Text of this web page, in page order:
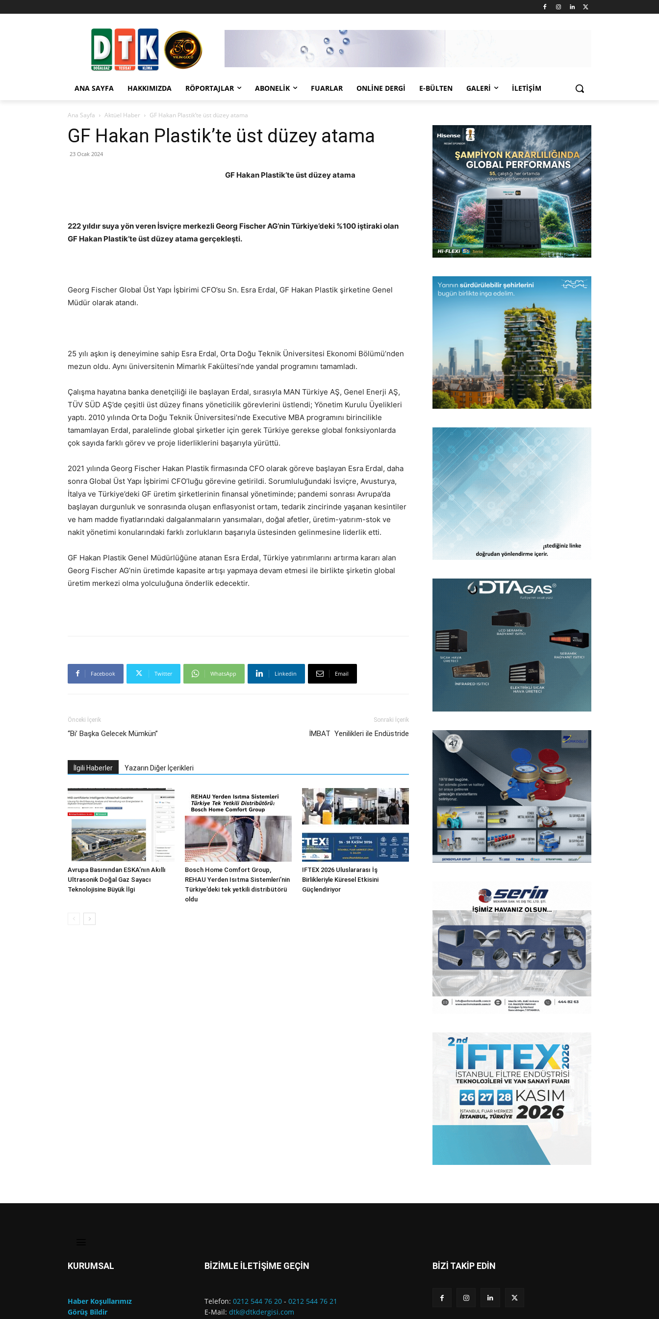
ANA SAYFA HAKKIMIZDA RÖPORTAJLAR ABONELIK FUARLAR ONLINE DERGI E-BÜLTEN GALERI İLETIŞIM
Ana Sayfa Aktüel Haber GF Hakan Plastik’te üst düzey atama
GF Hakan Plastik’te üst düzey atama
23 Ocak 2024
GF Hakan Plastik’te üst düzey atama
222 yıldır suya yön veren İsviçre merkezli Georg Fischer AG’nin Türkiye’deki %100 iştiraki olan
GF Hakan Plastik’te üst düzey atama gerçekleşti.
Georg Fischer Global Üst Yapı İşbirimi CFO’su Sn. Esra Erdal, GF Hakan Plastik şirketine Genel
Müdür olarak atandı.
25 yılı aşkın iş deneyimine sahip Esra Erdal, Orta Doğu Teknik Üniversitesi Ekonomi Bölümü’nden
mezun oldu. Aynı üniversitenin Mimarlık Fakültesi’nde yandal programını tamamladı.
Çalışma hayatına banka denetçiliği ile başlayan Erdal, sırasıyla MAN Türkiye AŞ, Genel Enerji AŞ,
TÜV SÜD AŞ’de çeşitli üst düzey finans yöneticilik görevlerini üstlendi; Yönetim Kurulu Üyelikleri
yaptı. 2010 yılında Orta Doğu Teknik Üniversitesi’nde Executive MBA programını birincilikle
tamamlayan Erdal, paralelinde global şirketler için gerek Türkiye gerekse global fonksiyonlarda
çok sayıda farklı görev ve proje liderliklerini başarıyla yürüttü.
2021 yılında Georg Fischer Hakan Plastik firmasında CFO olarak göreve başlayan Esra Erdal, daha
sonra Global Üst Yapı İşbirimi CFO’luğu görevine getirildi. Sorumluluğundaki İsviçre, Avusturya,
İtalya ve Türkiye’deki GF üretim şirketlerinin finansal yönetiminde; pandemi sonrası Avrupa’da
başlayan durgunluk ve sonrasında oluşan enflasyonist ortam, tedarik zincirinde yaşanan kesintiler
ve ham madde fiyatlarındaki dalgalanmaların yansımaları, doğal afetler, üretim-yatırım-stok ve
nakit yönetimi konularındaki farklı zorlukların başarıyla üstesinden gelinmesine liderlik etti.
GF Hakan Plastik Genel Müdürlüğüne atanan Esra Erdal, Türkiye yatırımlarını artırma kararı alan
Georg Fischer AG’nin üretimde kapasite artışı yapmaya devam etmesi ile birlikte şirketin global
üretim merkezi olma yolculuğuna önderlik edecektir.
Facebook Twitter WhatsApp Linkedin Email
Önceki İçerik
“Bi’ Başka Gelecek Mümkün”
Sonraki İçerik
İMBAT Yenilikleri ile Endüstride
İlgili Haberler Yazarın Diğer İçerikleri
Avrupa Basınından ESKA’nın Akıllı
Ultrasonik Doğal Gaz Sayacı
Teknolojisine Büyük İlgi
Bosch Home Comfort Group,
REHAU Yerden Isıtma Sistemleri’nin
Türkiye’deki tek yetkili distribütörü
oldu
IFTEX 2026 Uluslararası İş
Birlikleriyle Küresel Etkisini
Güçlendiriyor
KURUMSAL
Haber Koşullarımız
Görüş Bildir
BİZİMLE İLETİŞİME GEÇİN
Telefon: 0212 544 76 20 - 0212 544 76 21
E-Mail: dtk@dtkdergisi.com
BİZİ TAKİP EDİN